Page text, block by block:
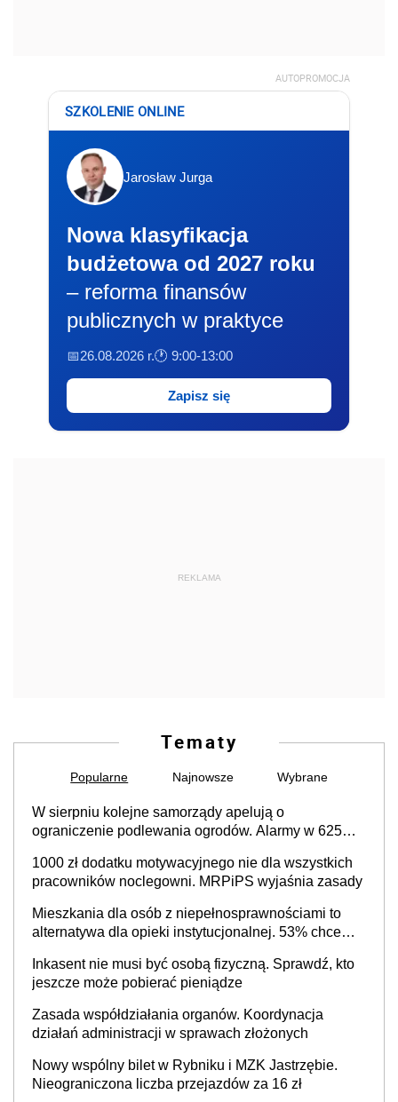
AUTOPROMOCJA
SZKOLENIE ONLINE
Jarosław Jurga
Nowa klasyfikacja
budżetowa od 2027 roku
– reforma finansów
publicznych w praktyce
📅26.08.2026 r.🕐 9:00-13:00
Zapisz się
REKLAMA
Tematy
Popularne Najnowsze Wybrane
W sierpniu kolejne samorządy apelują o
ograniczenie podlewania ogrodów. Alarmy w 625
cały kraj
1000 zł dodatku motywacyjnego nie dla wszystkich
pracowników noclegowni. MRPiPS wyjaśnia zasady
Mieszkania dla osób z niepełnosprawnościami to
alternatywa dla opieki instytucjonalnej. 53% chce
Inkasent nie musi być osobą fizyczną. Sprawdź, kto
jeszcze może pobierać pieniądze
Zasada współdziałania organów. Koordynacja
działań administracji w sprawach złożonych
Nowy wspólny bilet w Rybniku i MZK Jastrzębie.
Nieograniczona liczba przejazdów za 16 zł